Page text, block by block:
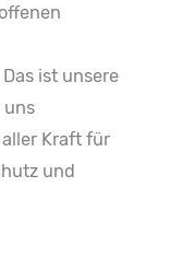
ist unsere
uns
Kraft für
und